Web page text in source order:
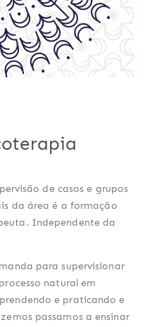
de casos e grupos
da área é a formação
Independente da
para supervisionar
natural em
e praticando e
passamos a ensinar